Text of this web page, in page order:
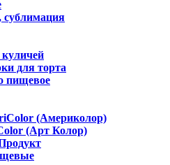
для торта
пищевое
(Америколор)
(Арт Колор)